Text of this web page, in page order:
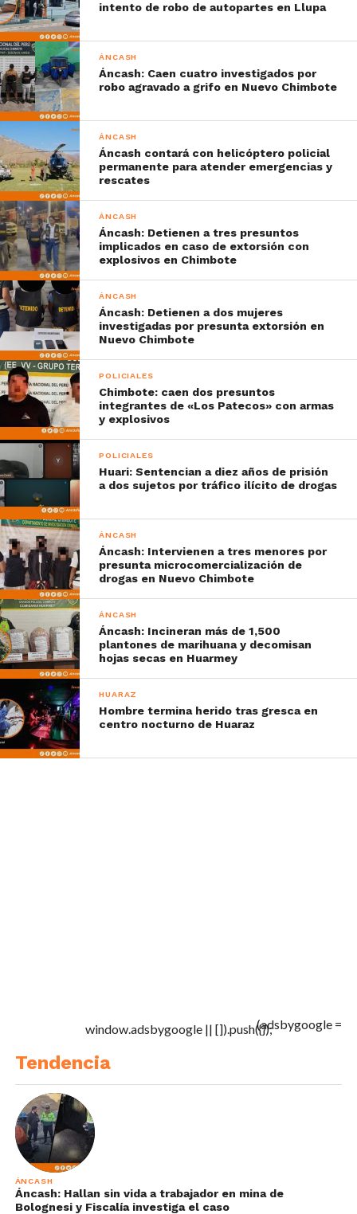
intento de robo de autopartes en Llupa
ÁNCASH
Áncash: Caen cuatro investigados por
robo agravado a grifo en Nuevo Chimbote
ÁNCASH
Áncash contará con helicóptero policial
permanente para atender emergencias y
rescates
ÁNCASH
Áncash: Detienen a tres presuntos
implicados en caso de extorsión con
explosivos en Chimbote
ÁNCASH
Áncash: Detienen a dos mujeres
investigadas por presunta extorsión en
Nuevo Chimbote
POLICIALES
Chimbote: caen dos presuntos
integrantes de «Los Patecos» con armas
y explosivos
POLICIALES
Huari: Sentencian a diez años de prisión
a dos sujetos por tráfico ilícito de drogas
ÁNCASH
Áncash: Intervienen a tres menores por
presunta microcomercialización de
drogas en Nuevo Chimbote
ÁNCASH
Áncash: Incineran más de 1,500
plantones de marihuana y decomisan
hojas secas en Huarmey
HUARAZ
Hombre termina herido tras gresca en
centro nocturno de Huaraz
(adsbygoogle =
window.adsbygoogle || []).push({});
Tendencia
ÁNCASH
Áncash: Hallan sin vida a trabajador en mina de
Bolognesi y Fiscalía investiga el caso